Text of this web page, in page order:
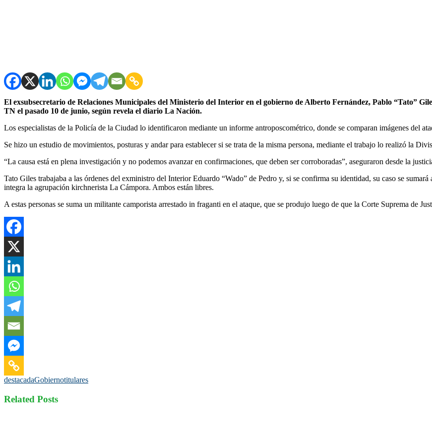
El exsubsecretario de Relaciones Municipales del Ministerio del Interior en el gobierno de Alberto Fernández, Pablo “Tato”
TN el pasado 10 de junio, según revela el diario La Nación.
Los especialistas de la Policía de la Ciudad lo identificaron mediante un informe antroposcométrico, donde se comparan imágenes del
Se hizo un estudio de movimientos, posturas y andar para establecer si se trata de la misma persona, mediante el trabajo lo realizó la
“La causa está en plena investigación y no podemos avanzar en confirmaciones, que deben ser corroboradas”, aseguraron desde la
Tato Giles trabajaba a las órdenes del exministro del Interior Eduardo “Wado” de Pedro y, si se confirma su identidad, su caso se
integra la agrupación kirchnerista La Cámpora. Ambos están libres.
A estas personas se suma un militante camporista arrestado in fraganti en el ataque, que se produjo luego de que la Corte Suprema de
destacadaGobiernotitulares
Related Posts